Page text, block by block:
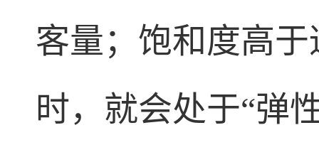
客量；饱和度高
时，就会处于“弹